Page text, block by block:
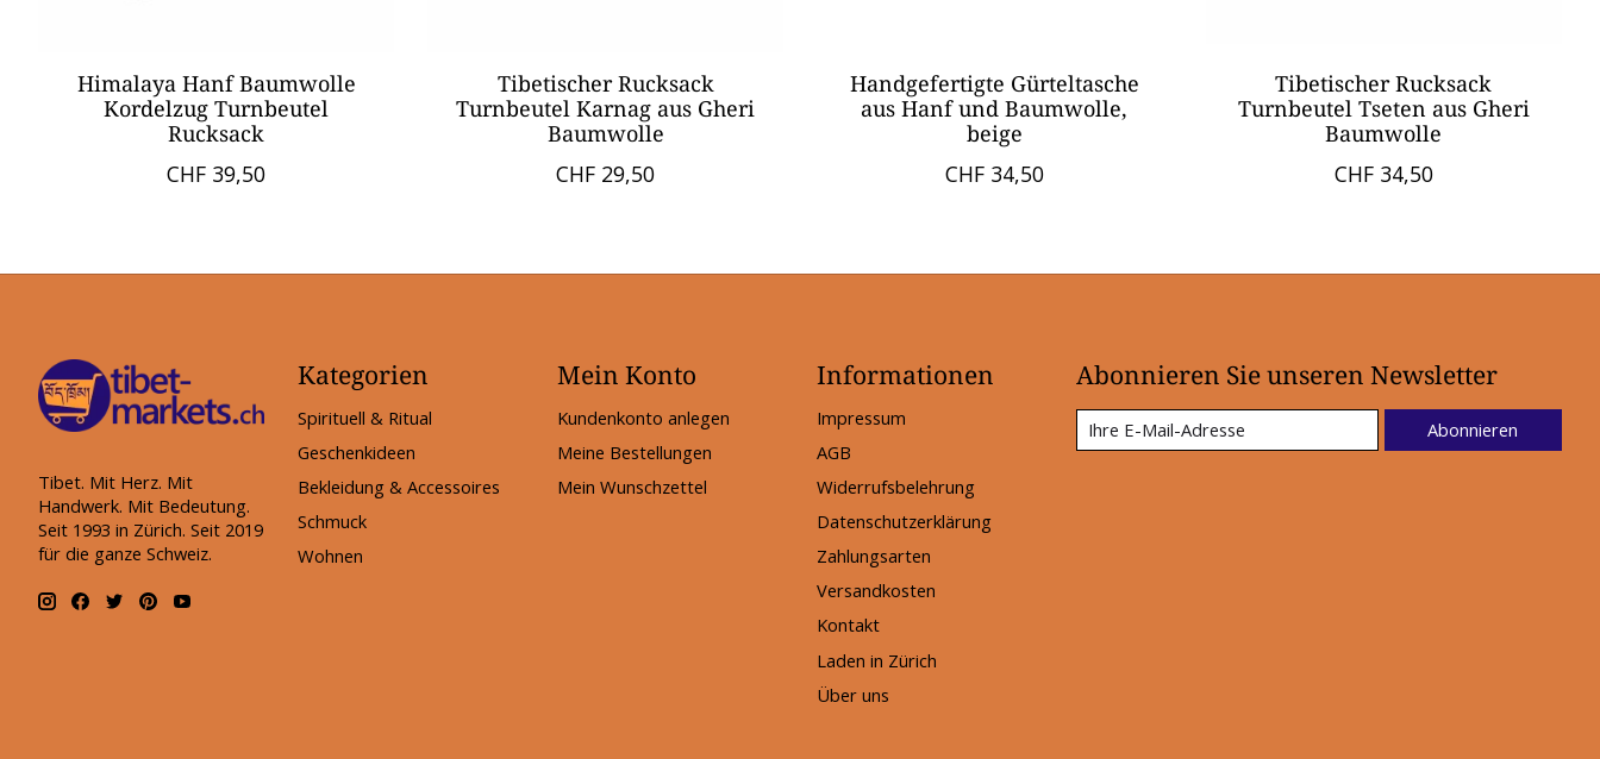
Himalaya Hanf Baumwolle
Kordelzug Turnbeutel
Rucksack
CHF 39,50
Tibetischer Rucksack
Turnbeutel Karnag aus Gheri
Baumwolle
CHF 29,50
Handgefertigte Gürteltasche
aus Hanf und Baumwolle,
beige
CHF 34,50
Tibetischer Rucksack
Turnbeutel Tseten aus Gheri
Baumwolle
CHF 34,50
Tibet. Mit Herz. Mit
Handwerk. Mit Bedeutung.
Seit 1993 in Zürich. Seit 2019
für die ganze Schweiz.
Kategorien
Spirituell & Ritual
Geschenkideen
Bekleidung & Accessoires
Schmuck
Wohnen
Mein Konto
Kundenkonto anlegen
Meine Bestellungen
Mein Wunschzettel
Informationen
Impressum
AGB
Widerrufsbelehrung
Datenschutzerklärung
Zahlungsarten
Versandkosten
Kontakt
Laden in Zürich
Über uns
Abonnieren Sie unseren Newsletter
Abonnieren